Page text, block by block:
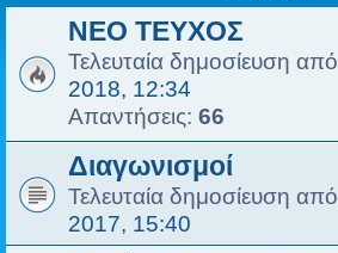
ΝΕΟ ΤΕΥΧΟΣ
Τελευταία δημοσίευση από
2018, 12:34
Απαντήσεις: 66
Διαγωνισμοί
Τελευταία δημοσίευση από
2017, 15:40